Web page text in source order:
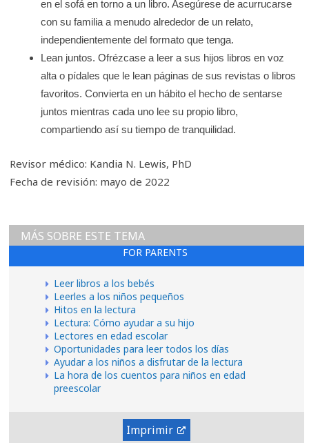
en el sofá en torno a un libro. Asegúrese de acurrucarse
con su familia a menudo alrededor de un relato,
independientemente del formato que tenga.
Lean juntos. Ofrézcase a leer a sus hijos libros en voz
alta o pídales que le lean páginas de sus revistas o libros
favoritos. Convierta en un hábito el hecho de sentarse
juntos mientras cada uno lee su propio libro,
compartiendo así su tiempo de tranquilidad.
Revisor médico: Kandia N. Lewis, PhD
Fecha de revisión: mayo de 2022
FOR PARENTS
MÁS SOBRE ESTE TEMA
Leer libros a los bebés
Leerles a los niños pequeños
Hitos en la lectura
Lectura: Cómo ayudar a su hijo
Lectores en edad escolar
Oportunidades para leer todos los días
Ayudar a los niños a disfrutar de la lectura
La hora de los cuentos para niños en edad
preescolar
Imprimir